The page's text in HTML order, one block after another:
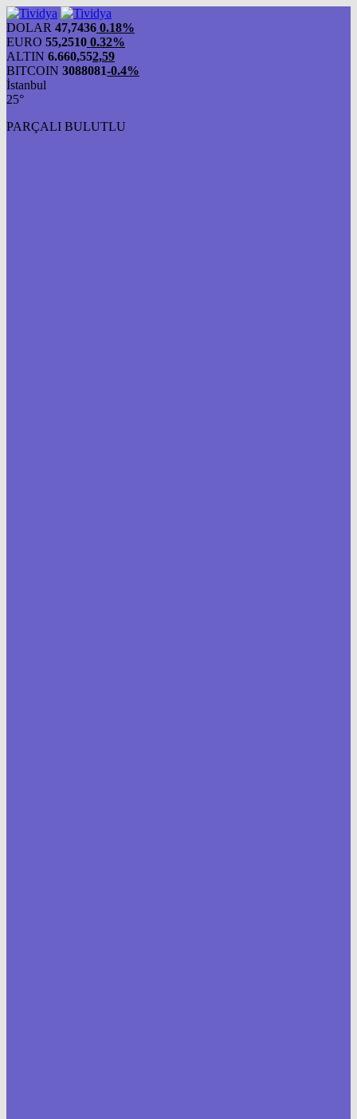
evden
eve
nakliyat
DOLAR 47,7436 0.18%
EURO 55,2510 0.32%
ALTIN 6.660,552,59
BITCOIN 3088081-0.4%
İstanbul
25°
PARÇALI BULUTLU